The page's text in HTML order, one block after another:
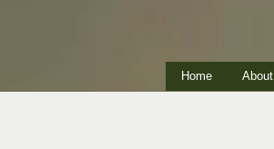
Home